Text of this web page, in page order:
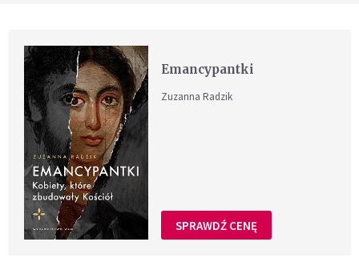
Emancypantki
Zuzanna Radzik
SPRAWDŹ CENĘ